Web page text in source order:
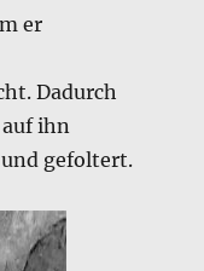
er
Dadurch
ihn
gefoltert.